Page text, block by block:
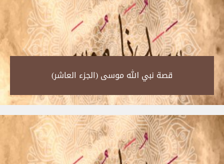
قصة نبي الله موسى (الجزء العاشر)‎